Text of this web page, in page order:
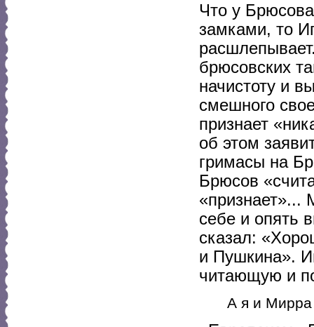
Что у
замками, то
брюсовских
начистоту и
смешного
признает
об этом
гримасы на
Брюсов
«признает»...
себе и опять
сказал:
и Пушкина».
читающую и
А я и